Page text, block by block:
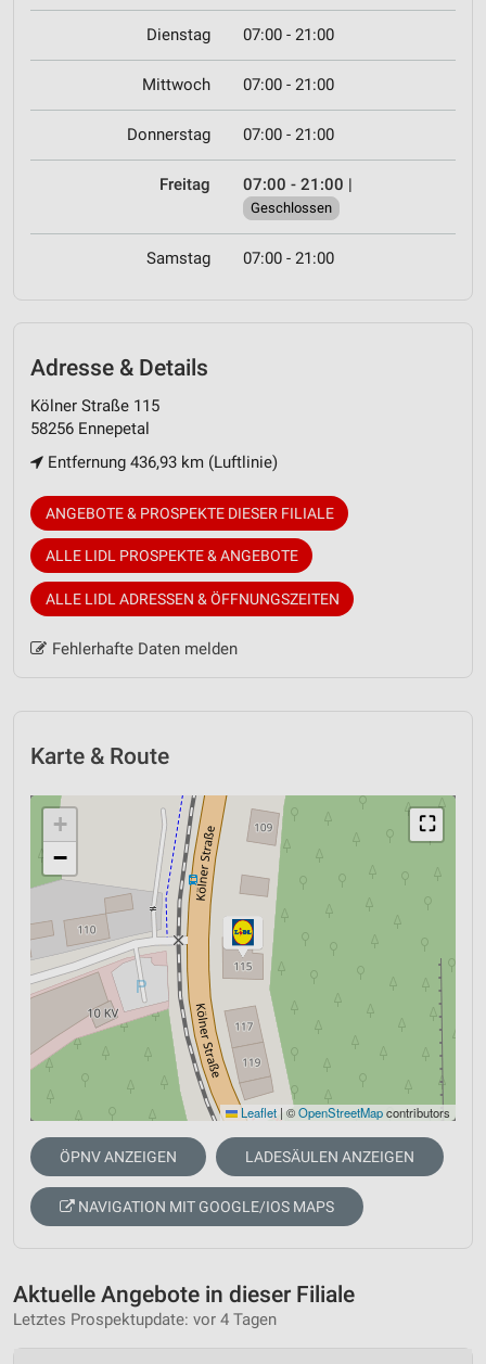
Dienstag 07:00 - 21:00
Mittwoch 07:00 - 21:00
Donnerstag 07:00 - 21:00
Freitag 07:00 - 21:00 |
Geschlossen
Samstag 07:00 - 21:00
Adresse & Details
Kölner Straße 115
58256 Ennepetal
Entfernung 436,93 km (Luftlinie)
ANGEBOTE & PROSPEKTE DIESER FILIALE
ALLE LIDL PROSPEKTE & ANGEBOTE
ALLE LIDL ADRESSEN & ÖFFNUNGSZEITEN
Fehlerhafte Daten melden
Karte & Route
⛶
+
−
Leaflet | ©OpenStreetMapcontributors
ÖPNV ANZEIGEN LADESÄULEN ANZEIGEN
NAVIGATION MIT GOOGLE/IOS MAPS
Aktuelle Angebote in dieser Filiale
Letztes Prospektupdate: vor 4 Tagen